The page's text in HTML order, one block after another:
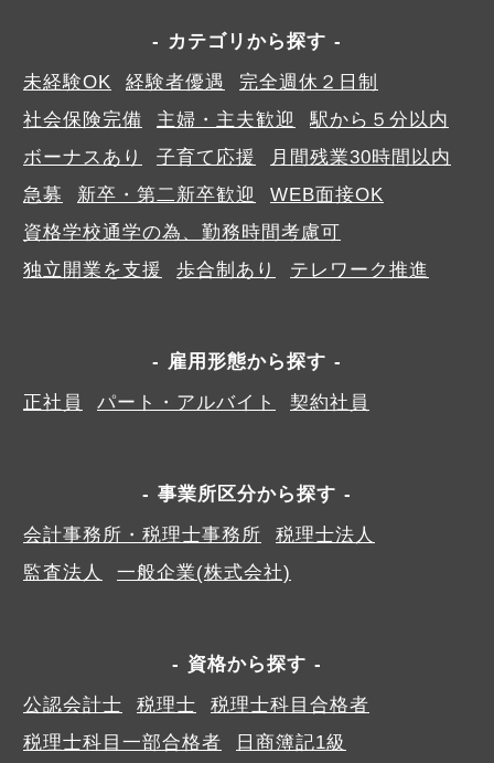
カテゴリから探す
未経験OK
経験者優遇
完全週休２日制
社会保険完備
主婦・主夫歓迎
駅から５分以内
ボーナスあり
子育て応援
月間残業30時間以内
急募
新卒・第二新卒歓迎
WEB面接OK
資格学校通学の為、勤務時間考慮可
独立開業を支援
歩合制あり テレワーク推進
雇用形態から探す
正社員
パート・アルバイト 契約社員
事業所区分から探す
会計事務所・税理士事務所
税理士法人
監査法人
一般企業(株式会社)
資格から探す
公認会計士
税理士
税理士科目合格者
税理士科目一部合格者
日商簿記1級